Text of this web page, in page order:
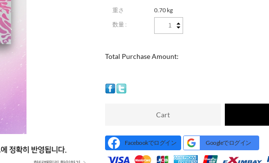
重さ
0.70 kg
数量 :
Total Purchase Amount:
Cart
Facebookでログイン Googleでログイン